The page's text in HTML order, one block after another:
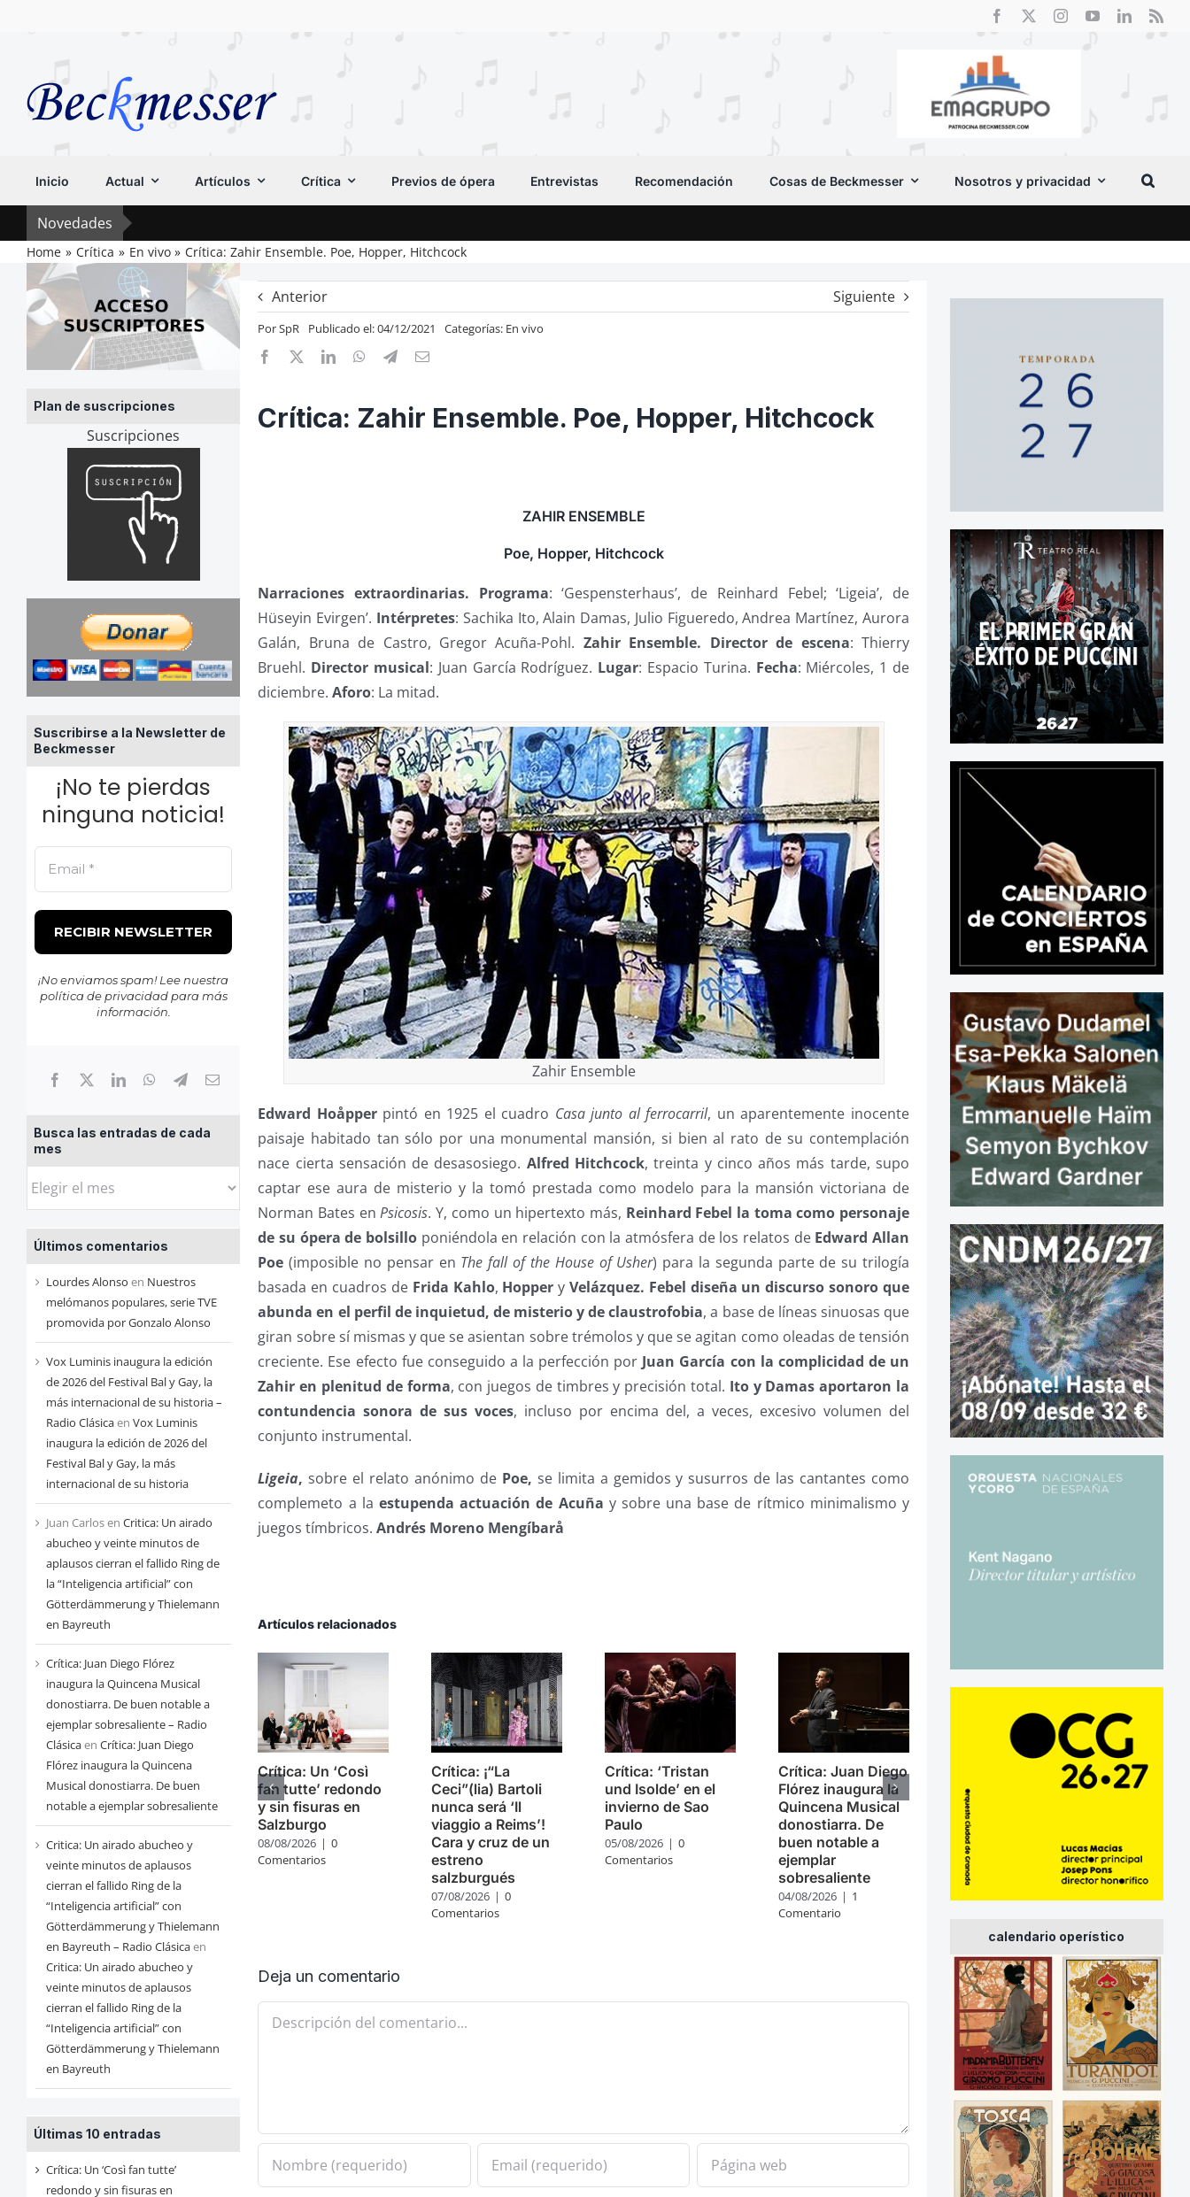
Inicio Actual Artículos Crítica Previos de ópera Entrevistas Recomendación Cosas de Beckmesser Nosotros y privacidad
Novedades
Home Crítica En vivo Crítica: Zahir Ensemble. Poe, Hopper, Hitchcock
Plan de suscripciones
Suscripciones
Suscribirse a la Newsletter de
Beckmesser
¡No te pierdas
ninguna noticia!
¡No enviamos spam! Lee nuestra
política de privacidadpara más
información.
Busca las entradas de cada
mes
Busca
entradas
de
cada
mes
Últimos comentarios
Lourdes Alonso en Nuestros
melómanos populares, serie TVE
promovida por Gonzalo Alonso
Vox Luminis inaugura la edición
de 2026 del Festival Bal y Gay, la
más internacional de su historia –
Radio Clásicaen Vox Luminis
inaugura la edición de 2026 del
Festival Bal y Gay, la más
internacional de su historia
Juan Carlosen Critica: Un airado
abucheo y veinte minutos de
aplausos cierran el fallido Ring de
la “Inteligencia artificial” con
Götterdämmerung y Thielemann
en Bayreuth
Crítica: Juan Diego Flórez
inaugura la Quincena Musical
donostiarra. De buen notable a
ejemplar sobresaliente – Radio
Clásicaen Crítica: Juan Diego
Flórez inaugura la Quincena
Musical donostiarra. De buen
notable a ejemplar sobresaliente
Critica: Un airado abucheo y
veinte minutos de aplausos
cierran el fallido Ring de la
“Inteligencia artificial” con
Götterdämmerung y Thielemann
en Bayreuth – Radio Clásicaen
Critica: Un airado abucheo y
veinte minutos de aplausos
cierran el fallido Ring de la
“Inteligencia artificial” con
Götterdämmerung y Thielemann
en Bayreuth
Últimas 10 entradas
Crítica: Un ‘Così fan tutte’
redondo y sin fisuras en
Anterior Siguiente
PorSpR Publicado el: 04/12/2021 Categorías: En vivo
Crítica: Zahir Ensemble. Poe, Hopper, Hitchcock
ZAHIR ENSEMBLE
Poe, Hopper, Hitchcock
Narraciones extraordinarias. Programa: ‘Gespensterhaus’, de Reinhard Febel; ‘Ligeia’, de
Hüseyin Evirgen’. Intérpretes: Sachika Ito, Alain Damas, Julio Figueredo, Andrea Martínez, Aurora
Galán, Bruna de Castro, Gregor Acuña-Pohl. Zahir Ensemble. Director de escena: Thierry
Bruehl. Director musical: Juan García Rodríguez. Lugar: Espacio Turina. Fecha: Miércoles, 1 de
diciembre.Aforo: La mitad.
Zahir Ensemble
Edward Hoåpperpintó en 1925 el cuadro Casa junto al ferrocarril, un aparentemente inocente
paisaje habitado tan sólo por una monumental mansión, si bien al rato de su contemplación
nace cierta sensación de desasosiego. Alfred Hitchcock, treinta y cinco años más tarde, supo
captar ese aura de misterio y la tomó prestada como modelo para la mansión victoriana de
Norman Bates enPsicosis. Y, como un hipertexto más, Reinhard Febel la toma como personaje
de su ópera de bolsillo poniéndola en relación con la atmósfera de los relatos de Edward Allan
Poe (imposible no pensar en The fall of the House of Usher) para la segunda parte de su trilogía
basada en cuadros de Frida Kahlo, Hopper yVelázquez. Febel diseña un discurso sonoro que
abunda en el perfil de inquietud, de misterio y de claustrofobia, a base de líneas sinuosas que
giran sobre sí mismas y que se asientan sobre trémolos y que se agitan como oleadas de tensión
creciente. Ese efecto fue conseguido a la perfección por Juan García con la complicidad de un
Zahir en plenitud de forma, con juegos de timbres y precisión total. Ito y Damas aportaron la
contundencia sonora de sus voces, incluso por encima del, a veces, excesivo volumen del
conjunto instrumental.
Ligeia, sobre el relato anónimo de Poe, se limita a gemidos y susurros de las cantantes como
complemeto a la estupenda actuación de Acuña y sobre una base de rítmico minimalismo y
juegos tímbricos.Andrés Moreno Mengíbarå
Artículos relacionados
Crítica: Un ‘Così
fan tutte’ redondo
y sin fisuras en
Salzburgo
08/08/2026 | 0
Comentarios
Crítica: ¡“La
Ceci”(lia) Bartoli
nunca será ‘Il
viaggio a Reims’!
Cara y cruz de un
estreno
salzburgués
07/08/2026 | 0
Comentarios
Crítica: ‘Tristan
und Isolde’ en el
invierno de Sao
Paulo
05/08/2026 | 0
Comentarios
Crítica: Juan Diego
Flórez inaugura la
Quincena Musical
donostiarra. De
buen notable a
ejemplar
sobresaliente
04/08/2026 | 1
Comentario
Deja un comentario
Comentario
calendario operístico